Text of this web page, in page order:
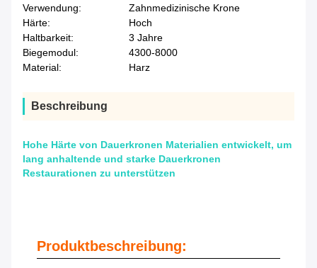
Verwendung:
Zahnmedizinische Krone
Härte:
Hoch
Haltbarkeit:
3 Jahre
Biegemodul:
4300-8000
Material:
Harz
Beschreibung
Hohe Härte von Dauerkronen Materialien entwickelt, um
lang anhaltende und starke Dauerkronen
Restaurationen zu unterstützen
Produktbeschreibung: